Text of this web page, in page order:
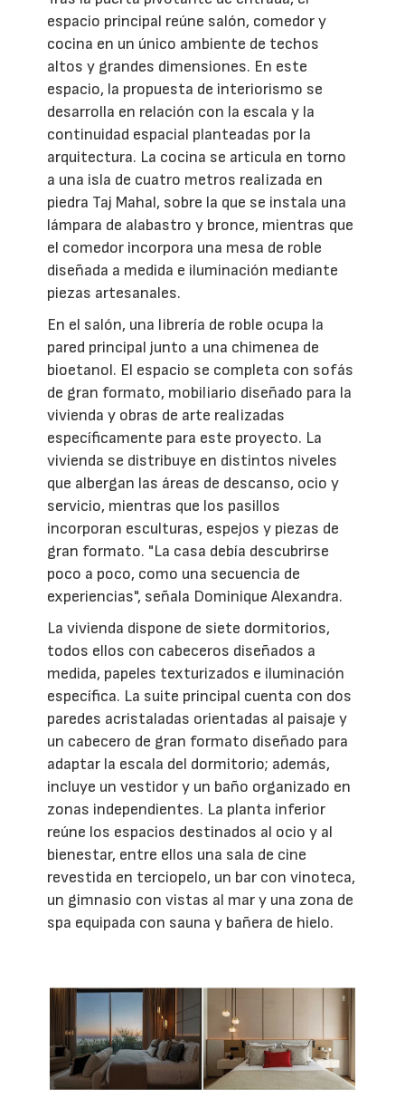
espacio principal reúne salón, comedor y
cocina en un único ambiente de techos
altos y grandes dimensiones. En este
espacio, la propuesta de interiorismo se
desarrolla en relación con la escala y la
continuidad espacial planteadas por la
arquitectura. La cocina se articula en torno
a una isla de cuatro metros realizada en
piedra Taj Mahal, sobre la que se instala una
lámpara de alabastro y bronce, mientras que
el comedor incorpora una mesa de roble
diseñada a medida e iluminación mediante
piezas artesanales.
En el salón, una librería de roble ocupa la
pared principal junto a una chimenea de
bioetanol. El espacio se completa con sofás
de gran formato, mobiliario diseñado para la
vivienda y obras de arte realizadas
específicamente para este proyecto. La
vivienda se distribuye en distintos niveles
que albergan las áreas de descanso, ocio y
servicio, mientras que los pasillos
incorporan esculturas, espejos y piezas de
gran formato. "La casa debía descubrirse
poco a poco, como una secuencia de
experiencias", señala Dominique Alexandra.
La vivienda dispone de siete dormitorios,
todos ellos con cabeceros diseñados a
medida, papeles texturizados e iluminación
específica. La suite principal cuenta con dos
paredes acristaladas orientadas al paisaje y
un cabecero de gran formato diseñado para
adaptar la escala del dormitorio; además,
incluye un vestidor y un baño organizado en
zonas independientes. La planta inferior
reúne los espacios destinados al ocio y al
bienestar, entre ellos una sala de cine
revestida en terciopelo, un bar con vinoteca,
un gimnasio con vistas al mar y una zona de
spa equipada con sauna y bañera de hielo.